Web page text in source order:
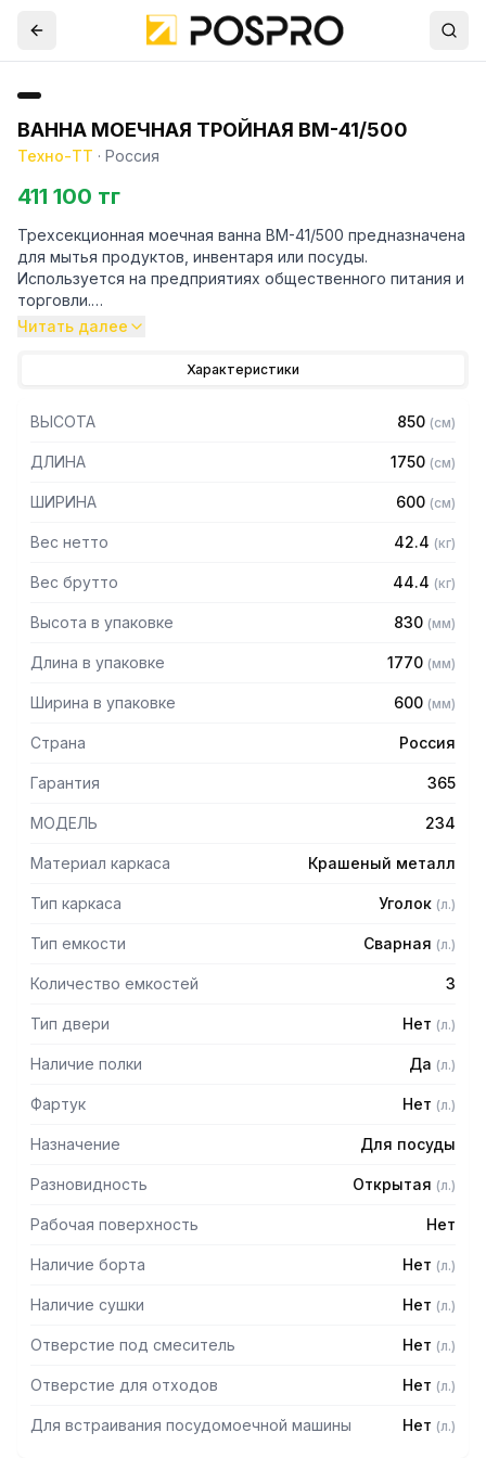
ВАННА МОЕЧНАЯ ТРОЙНАЯ ВМ-41/500
Техно-ТТ · Россия
411 100 тг
Трехсекционная моечная ванна ВМ-41/500 предназначена
для мытья продуктов, инвентаря или посуды.
Используется на предприятиях общественного питания и
торговли.
– Каркас: уголок 40 х 40 мм
– Материал каркаса: покрытый порошковой краской
металл
– Толщина материала каркаса 2 мм
мм
– Механический запорный клапан
– Диаметр подключаемого сифона: 50 мм
– На дне ванны ребра (лучи) для жесткости и снижения
– Поставляется в собранном виде
Читать далее
Характеристики
ВЫСОТА 850 (см)
ДЛИНА 1750 (см)
ШИРИНА 600 (см)
Вес нетто 42.4 (кг)
Вес брутто 44.4 (кг)
Высота в упаковке 830 (мм)
Длина в упаковке 1770 (мм)
Ширина в упаковке 600 (мм)
Страна Россия
Гарантия 365
МОДЕЛЬ 234
Материал каркаса Крашеный металл
Тип каркаса Уголок (л.)
Тип емкости Сварная (л.)
Количество емкостей 3
Тип двери Нет (л.)
Наличие полки Да (л.)
Фартук Нет (л.)
Назначение Для посуды
Разновидность Открытая (л.)
Рабочая поверхность Нет
Наличие борта Нет (л.)
Наличие сушки Нет (л.)
Отверстие под смеситель Нет (л.)
Отверстие для отходов Нет (л.)
Для встраивания посудомоечной машины Нет (л.)